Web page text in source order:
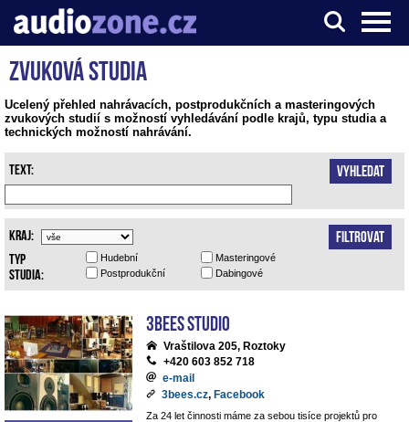
Server o digitálním zpracování zvuku
Zvuková studia
Ucelený přehled nahrávacích, postprodukčních a masteringových
zvukových studií s možností vyhledávání podle krajů, typu studia a
technických možností nahrávání.
Vyhledat
Text:
Filtrovat
Kraj:
Masteringové
Dabingové
Hudební
Postprodukční
Typ
studia:
3bees studio
Vraštilova 205, Roztoky
+420 603 852 718
e-mail
3bees.cz, Facebook
Za 24 let činnosti máme za sebou tisíce projektů pro